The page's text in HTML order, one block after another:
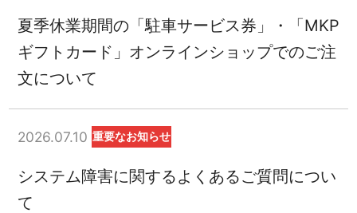
夏季休業期間の「駐車サービス券」・「MKP
ギフトカード」オンラインショップでのご注
文について
2026.07.10 重要なお知らせ
システム障害に関するよくあるご質問につい
て